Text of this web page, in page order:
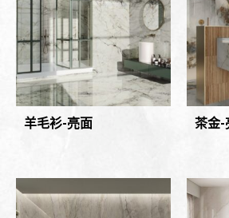
羊毛衫-亮面 茶金-